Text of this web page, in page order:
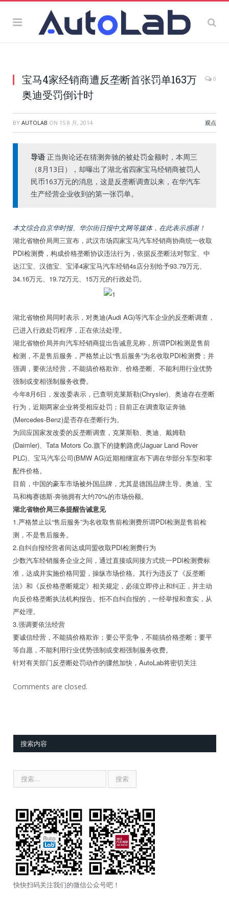
宝马4家经销商遭反垄断首张罚单163万
奥迪受罚倒计时
0
BY AUTOLAB ON 15 8 月, 2014 观点
导语 正当舆论还在猜测奔驰的被处罚金额时，本周三
（8月13日），却曝出了湖北省四家宝马经销商被罚人
民币163万元的消息，这是反垄断调查以来，在华汽车
生产经营企业收到的第一张罚单。
本文综合自京华时报、华尔街日报中文网等媒体，在此表示感谢！
湖北省物价局周三宣布，武汉市场四家宝马汽车经销商协商统一收取
PDI检测费，构成价格垄断协议违法行为，依据反垄断法对鄂宝、中
达江宝、汉德宝、宝泽4家宝马汽车经销4s店分别给予93.79万元、
34.16万元、19.72万元、15万元的行政处罚。
湖北省物价局同时表示，对奥迪(Audi AG)等汽车企业的反垄断调查，
已进入行政处罚程序，正在依法处理。
湖北省物价局并向汽车经销商提出告诫意见称，所谓PDI检测是售前
检测，不是售后服务，严格禁止以“售后服务”为名收取PDI检测费；并
强调，要依法经营，不能搞价格欺诈、价格垄断、不能利用行业优势
强制或变相强制服务收费。
今年8月6日，发改委表示，已查明克莱斯勒(Chrysler)、奥迪存在垄断
行为，近期两家企业将受相应处罚；目前正在调查取证奔驰
(Mercedes-Benz)是否存在垄断行为。
为回应国家发改委的反垄断调查，克莱斯勒、奥迪、戴姆勒
(Daimler)、Tata Motors Co.旗下的捷豹路虎(Jaguar Land Rover
PLC)、宝马汽车公司(BMW AG)近期相继宣布下调在华部分车型和零
配件价格。
目前，中国的豪车市场被外国品牌，尤其是德国品牌主导。奥迪、宝
马和梅赛德斯-奔驰拥有大约70%的市场份额。
湖北省物价局三条提醒告诫意见
1.严格禁止以“售后服务”为名收取售前检测费所谓PDI检测是售前检
测，不是售后服务。
2.自纠自报经营者间达成同盟收取PDI检测费行为
少数汽车经销服务企业之间，通过直接或间接方式统一PDI检测费标
准，达成并实施价格同盟，操纵市场价格。其行为违反了《反垄断
法》和《反价格垄断规定》相关规定，必须立即停止和纠正，并主动
向反价格垄断执法机构报告。拒不自纠自报的，一经举报和查实，从
严处理。
3.强调要依法经营
要诚信经营，不能搞价格欺诈；要公平竞争，不能搞价格垄断；要平
等自愿，不能利用行业优势强制或变相强制服务收费。
针对有关部门反垄断处罚动作的骤然加快，AutoLab将密切关注
Comments are closed.
搜索内容
快快扫码关注我们的微信公众号吧！